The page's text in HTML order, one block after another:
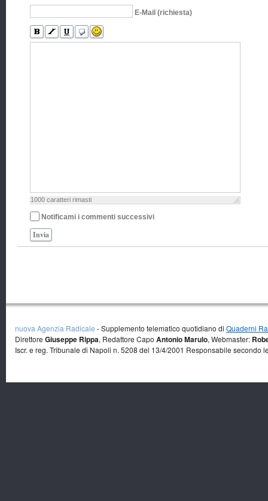
E-Mail (richiesta)
1000 caratteri rimasti
Notificami i commenti successivi
Invia
nuova Agenzia Radicale - Supplemento telematico quotidiano di Quaderni
Direttore Giuseppe Rippa, Redattore Capo Antonio Marulo, Webmaster:
Iscr. e reg. Tribunale di Napoli n. 5208 del 13/4/2001 Responsabile secondo